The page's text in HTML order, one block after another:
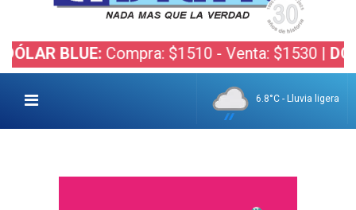
BLUE: Compra: $1510 - Venta: $1530 |DÓLAR
6.8°C - Lluvia ligera